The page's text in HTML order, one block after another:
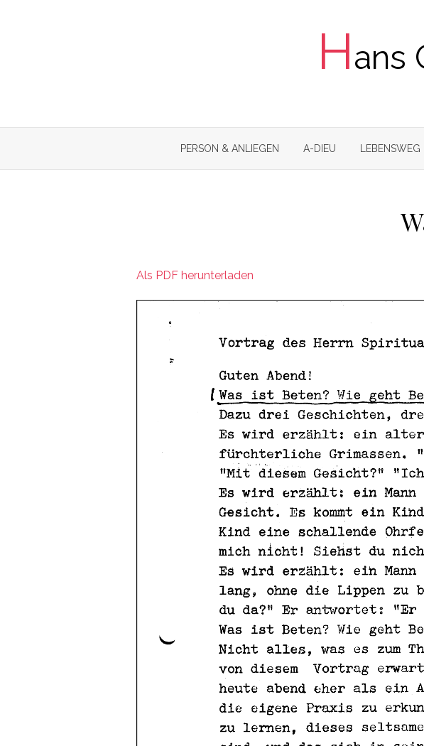
Hans
PERSON & ANLIEGEN A-DIEU LEBENSWEG
Als PDF herunterladen